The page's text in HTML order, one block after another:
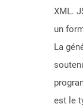
XML.
un
La
est le